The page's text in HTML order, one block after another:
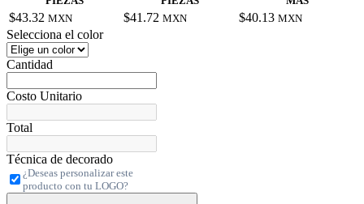
$43.32 MXN $41.72 MXN $40.13 MXN
Selecciona el color
Cantidad
Costo Unitario
Total
Técnica de decorado
¿Deseas personalizar este
producto con tu LOGO?